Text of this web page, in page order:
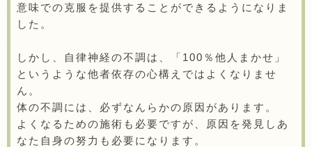
意味での克服を提供することができるようになりま
した。
しかし、自律神経の不調は、「100％他人まかせ」
というような他者依存の心構えではよくなりませ
ん。
体の不調には、必ずなんらかの原因があります。
よくなるための施術も必要ですが、原因を発見しあ
なた自身の努力も必要になります。